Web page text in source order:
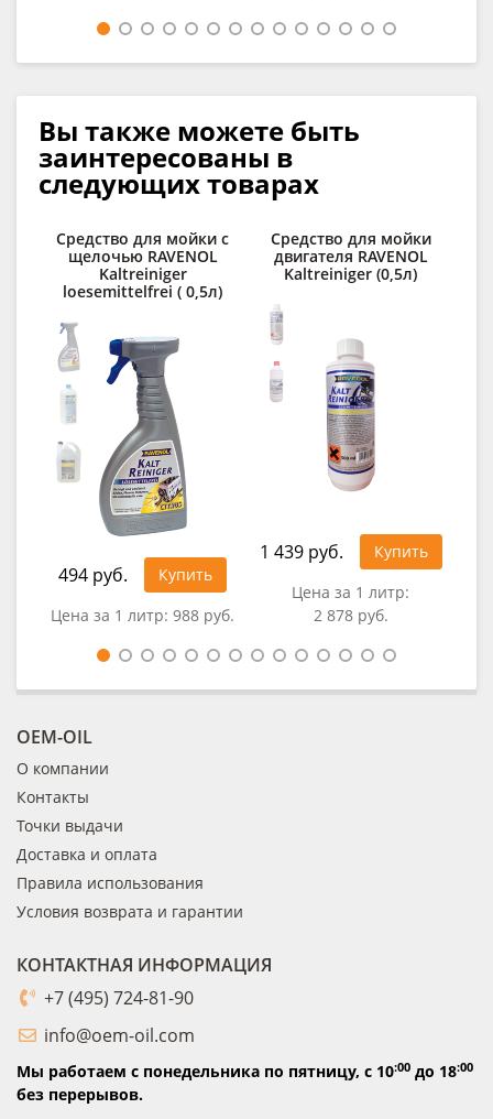
Вы также можете быть
заинтересованы в
следующих товарах
Средство для мойки с
щелочью RAVENOL
Kaltreiniger
loesemittelfrei ( 0,5л)
494 руб.
Купить
Цена за 1 литр: 988 руб.
Средство для мойки
двигателя RAVENOL
Kaltreiniger (0,5л)
1 439 руб.
Купить
Цена за 1 литр:
2 878 руб.
OEM-OIL
О компании
Контакты
Точки выдачи
Доставка и оплата
Правила использования
Условия возврата и гарантии
КОНТАКТНАЯ ИНФОРМАЦИЯ
+7 (495) 724-81-90
info@oem-oil.com
Мы работаем с понедельника по пятницу, с 10:00 до 18:00
без перерывов.